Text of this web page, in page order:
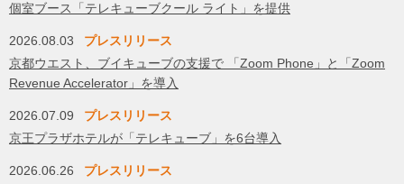
個室ブース「テレキューブクール ライト」を提供
2026.08.03
プレスリリース
京都ウエスト、ブイキューブの支援で 「Zoom Phone」と「Zoom
Revenue Accelerator」を導入
2026.07.09
プレスリリース
京王プラザホテルが「テレキューブ」を6台導入
2026.06.26
プレスリリース